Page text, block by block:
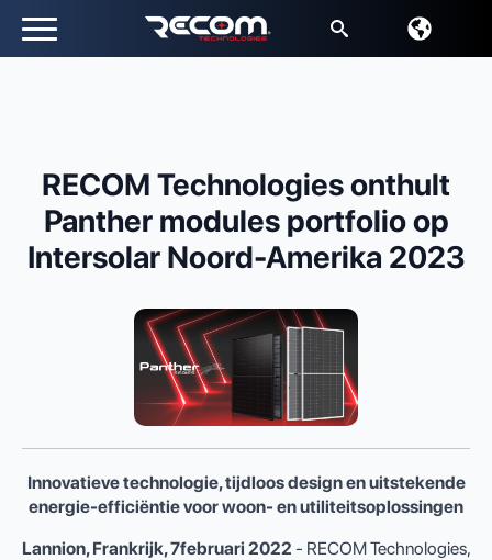
RECOM Technologies onthult
Panther modules portfolio op
Intersolar Noord-Amerika 2023
Innovatieve technologie, tijdloos design en uitstekende
energie-efficiëntievoor woon- en utiliteitsoplossingen
Lannion, Frankrijk,7februari 2022 - RECOM Technologies,